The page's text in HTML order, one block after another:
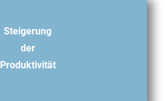
Steigerung
der
Produktivität